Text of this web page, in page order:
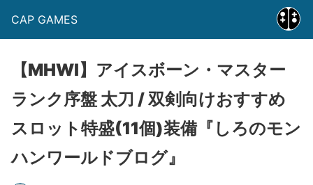
CAP GAMES
【MHWI】アイスボーン・マスター
ランク序盤 太刀 / 双剣向けおすすめ
スロット特盛(11個)装備『しろのモン
ハンワールドブログ』